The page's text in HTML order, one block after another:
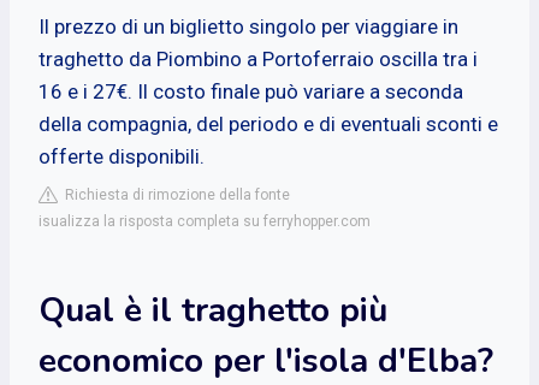
Il prezzo di un biglietto singolo per viaggiare in
traghetto da Piombino a Portoferraio oscilla tra i
16 e i 27€. Il costo finale può variare a seconda
della compagnia, del periodo e di eventuali sconti e
offerte disponibili.
Richiesta di rimozione della fonte
isualizza la risposta completa su ferryhopper.com
Qual è il traghetto più
economico per l'isola d'Elba?